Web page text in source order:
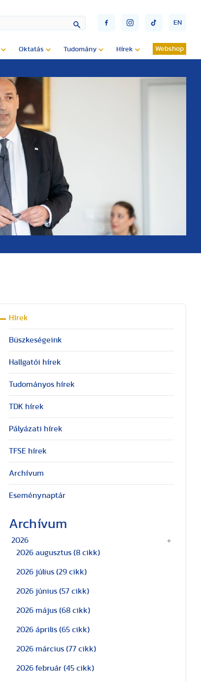
EN
Oktatás Tudomány Hírek Webshop
Hírek
Büszkeségeink
Hallgatói hírek
Tudományos hírek
TDK hírek
Pályázati hírek
TFSE hírek
Archívum
Eseménynaptár
Archívum
2026
2026 augusztus (8 cikk)
2026 július (29 cikk)
2026 június (57 cikk)
2026 május (68 cikk)
2026 április (65 cikk)
2026 március (77 cikk)
2026 február (45 cikk)